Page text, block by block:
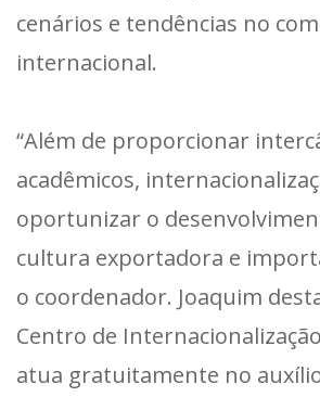
cenários e tendências no
internacional.
“Além de proporcionar
acadêmicos,
oportunizar o
cultura exportadora e
o coordenador. Joaquim
Centro de
atua gratuitamente no